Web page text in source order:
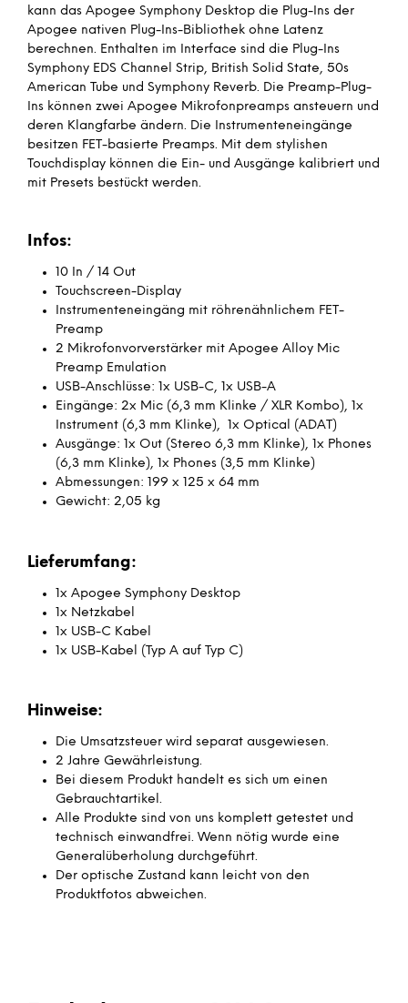
kann das Apogee Symphony Desktop die Plug-Ins der
Apogee nativen Plug-Ins-Bibliothek ohne Latenz
berechnen. Enthalten im Interface sind die Plug-Ins
Symphony EDS Channel Strip, British Solid State, 50s
American Tube und Symphony Reverb. Die Preamp-Plug-
Ins können zwei Apogee Mikrofonpreamps ansteuern und
deren Klangfarbe ändern. Die Instrumenteneingänge
besitzen FET-basierte Preamps. Mit dem stylishen
Touchdisplay können die Ein- und Ausgänge kalibriert und
mit Presets bestückt werden.
Infos:
10 In / 14 Out
Touchscreen-Display
Instrumenteneingäng mit röhrenähnlichem FET-
Preamp
2 Mikrofonvorverstärker mit Apogee Alloy Mic
Preamp Emulation
USB-Anschlüsse: 1x USB-C, 1x USB-A
Eingänge: 2x Mic (6,3 mm Klinke / XLR Kombo), 1x
Instrument (6,3 mm Klinke), 1x Optical (ADAT)
Ausgänge: 1x Out (Stereo 6,3 mm Klinke), 1x Phones
(6,3 mm Klinke), 1x Phones (3,5 mm Klinke)
Abmessungen: 199 x 125 x 64 mm
Gewicht: 2,05 kg
Lieferumfang:
1x Apogee Symphony Desktop
1x Netzkabel
1x USB-C Kabel
1x USB-Kabel (Typ A auf Typ C)
Hinweise:
Die Umsatzsteuer wird separat ausgewiesen.
2 Jahre Gewährleistung.
Bei diesem Produkt handelt es sich um einen
Gebrauchtartikel.
Alle Produkte sind von uns komplett getestet und
technisch einwandfrei. Wenn nötig wurde eine
Generalüberholung durchgeführt.
Der optische Zustand kann leicht von den
Produktfotos abweichen.